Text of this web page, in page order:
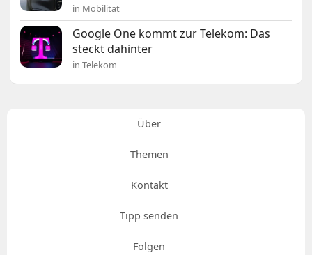
in Mobilität
Google One kommt zur Telekom: Das
steckt dahinter
in Telekom
Über
Themen
Kontakt
Tipp senden
Folgen